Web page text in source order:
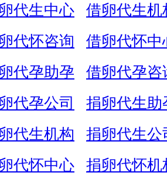
代生中心 借卵代生机
代怀咨询 借卵代怀中
代孕助孕 借卵代孕咨
代孕公司 捐卵代生助
代生机构 捐卵代生公
代怀中心 捐卵代怀机